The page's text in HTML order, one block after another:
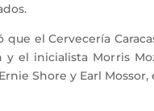
el Cervecería
el inicialista Morris
Shore y Earl